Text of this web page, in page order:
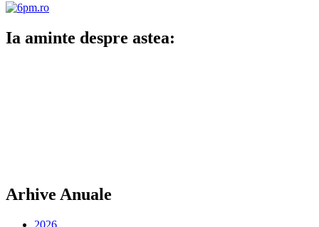
Ia aminte despre astea:
Arhive Anuale